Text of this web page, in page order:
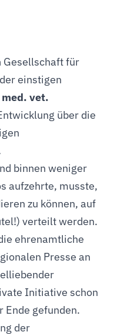
Gesellschaft für
einstigen
med. vet.
über die
binnen weniger
aufzehrte, musste,
zu können, auf
verteilt werden.
ehrenamtliche
Presse an
Initiative schon
Ende gefunden.
der